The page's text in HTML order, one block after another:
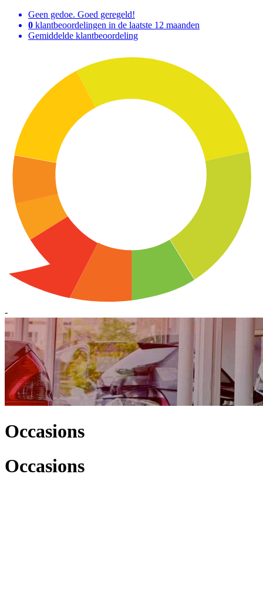
Geen gedoe. Goed geregeld!
0 klantbeoordelingen in de laatste 12 maanden
Gemiddelde klantbeoordeling
-
Occasions
Occasions